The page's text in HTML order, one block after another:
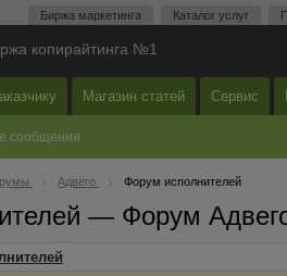
Биржа маркетинга Каталог услуг
копирайтинга №1
Магазин статей Сервис
сообщения
Адвего Форум исполнителей
— Форум